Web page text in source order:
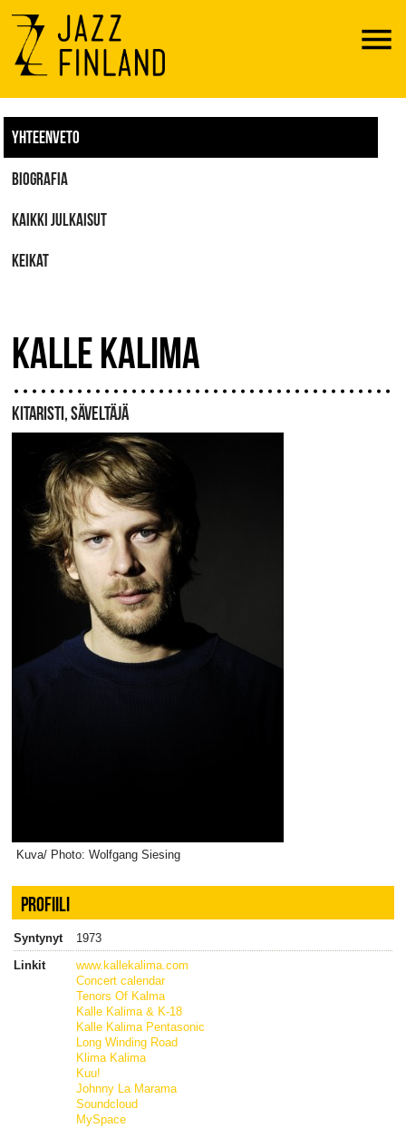
Menu
YHTEENVETO
BIOGRAFIA
KAIKKI JULKAISUT
KEIKAT
KALLE KALIMA
KITARISTI, SÄVELTÄJÄ
Kuva/ Photo: Wolfgang Siesing
PROFIILI
Syntynyt
1973
Linkit
www.kallekalima.com
Concert calendar
Tenors Of Kalma
Kalle Kalima & K-18
Kalle Kalima Pentasonic
Long Winding Road
Klima Kalima
Kuu!
Johnny La Marama
Soundcloud
MySpace